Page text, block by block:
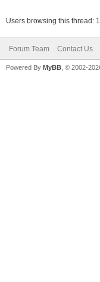
Users browsing this thread:
Forum Team Contact Us
Powered By MyBB , © 2002-